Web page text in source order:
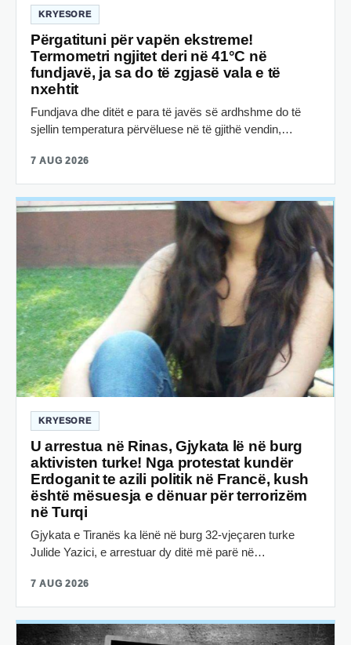
KRYESORE
Përgatituni për vapën ekstreme!
Termometri ngjitet deri në 41°C në
fundjavë, ja sa do të zgjasë vala e të
nxehtit
Fundjava dhe ditët e para të javës së ardhshme do të
sjellin temperatura përvëluese në të gjithë vendin,…
7 AUG 2026
KRYESORE
U arrestua në Rinas, Gjykata lë në burg
aktivisten turke! Nga protestat kundër
Erdoganit te azili politik në Francë, kush
është mësuesja e dënuar për terrorizëm
në Turqi
Gjykata e Tiranës ka lënë në burg 32-vjeçaren turke
Julide Yazici, e arrestuar dy ditë më parë në…
7 AUG 2026